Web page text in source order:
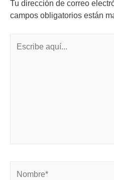
Tu dirección de correo
campos obligatorios están